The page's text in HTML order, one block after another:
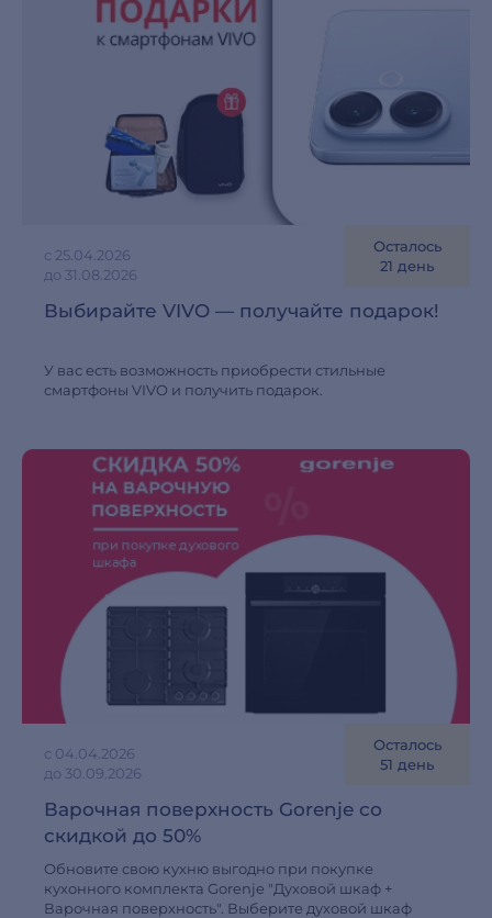
с 25.04.2026
до 31.08.2026
Осталось
21 день
Выбирайте VIVO — получайте подарок!
У вас есть возможность приобрести стильные
смартфоны VIVO и получить подарок.
с 04.04.2026
до 30.09.2026
Осталось
51 день
Варочная поверхность Gorenje со
скидкой до 50%
Обновите свою кухню выгодно при покупке
кухонного комплекта Gorenje "Духовой шкаф +
Варочная поверхность". Выберите духовой шкаф